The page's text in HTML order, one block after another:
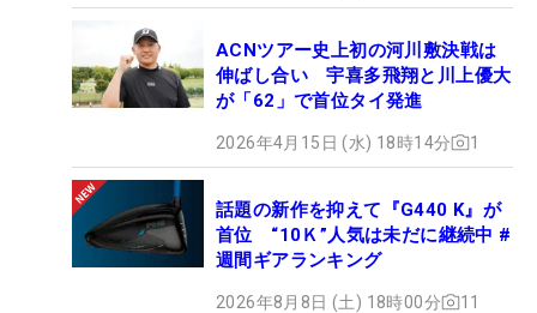
ACNツアー史上初の河川敷決戦は
伸ばし合い 宇喜多飛翔と川上優大
が「62」で首位タイ発進
2026年4月15日 (水) 18時14分 1
話題の新作を抑えて『G440 K』が
首位 “10Ｋ”人気は未だに継続中 #
週間ギアランキング
2026年8月8日 (土) 18時00分 11